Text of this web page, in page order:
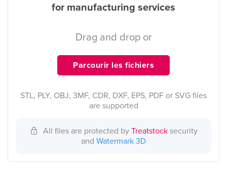
for manufacturing services
Drag and drop or
Parcourir les fichiers
STL, PLY, OBJ, 3MF, CDR, DXF, EPS, PDF or SVG files
are supported
All files are protected by Treatstocksecurity
and Watermark 3D